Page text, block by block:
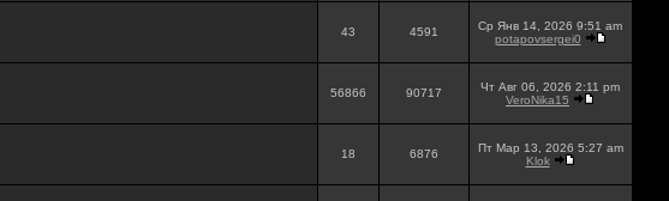
43 4591
Ср Янв 14, 2026 9:51 am
potapovsergei0
56866 90717
Чт Авг 06, 2026 2:11 pm
VeroNika15
18 6876
Пт Мар 13, 2026 5:27 am
Klok